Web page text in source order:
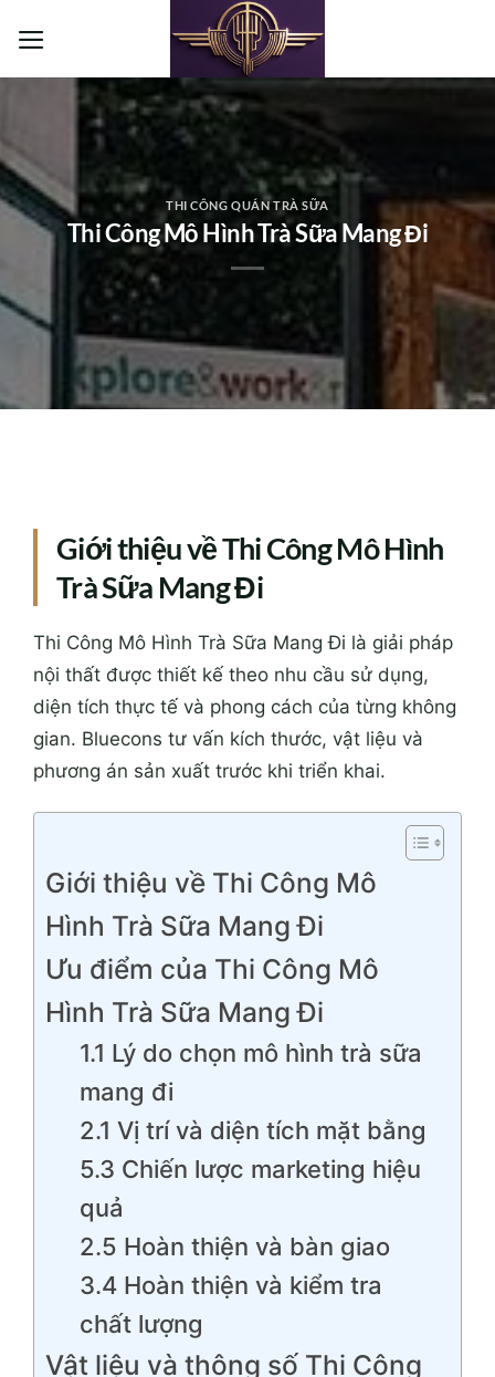
qua
THI CÔNG QUÁN TRÀ SỮA
Thi Công Mô Hình Trà Sữa Mang Đi
Giới thiệu về Thi Công Mô Hình
Trà Sữa Mang Đi
Thi Công Mô Hình Trà Sữa Mang Đi là giải pháp
nội thất được thiết kế theo nhu cầu sử dụng,
diện tích thực tế và phong cách của từng không
gian. Bluecons tư vấn kích thước, vật liệu và
phương án sản xuất trước khi triển khai.
Giới thiệu về Thi Công Mô
Hình Trà Sữa Mang Đi
Ưu điểm của Thi Công Mô
Hình Trà Sữa Mang Đi
1.1 Lý do chọn mô hình trà sữa
mang đi
2.1 Vị trí và diện tích mặt bằng
5.3 Chiến lược marketing hiệu
quả
2.5 Hoàn thiện và bàn giao
3.4 Hoàn thiện và kiểm tra
chất lượng
Vật liệu và thông số Thi Công